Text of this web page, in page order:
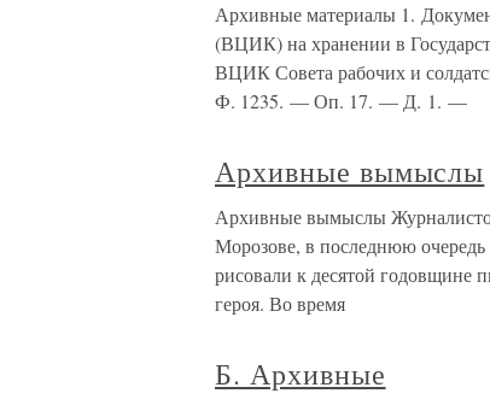
Архивные материалы 1.
(ВЦИК) на хранении в
ВЦИК Совета рабочих и
Ф. 1235. — Оп. 17. — Д. 1. —
Архивные вымыслы
Архивные вымыслы
Морозове, в последнюю
рисовали к десятой годовщине
героя. Во время
Б. Архивные